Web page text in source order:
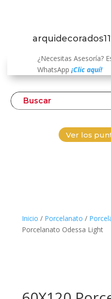
¿Necesitas Asesoría?
WhatsApp ¡Clic aquí!
Ver los
Inicio / Porcelanato /
Porcelanato Odessa Light